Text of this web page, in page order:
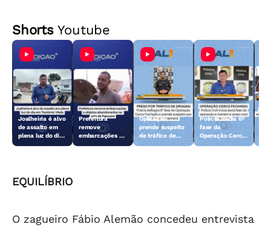
ShortsYoutube
Joalheiria é alvo
de assalto em
plena luz do dia
Prefeitura
remove
embarcações e
Operação
prende suspeito
de tráfico de
Polícia inicia 6ª
fase da
Operação Cerco
EQUILÍBRIO
O zagueiro Fábio Alemão concedeu entrevista